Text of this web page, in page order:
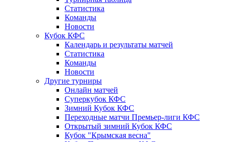
Статистика
Команды
Новости
Кубок КФС
Календарь и результаты матчей
Статистика
Команды
Новости
Другие турниры
Онлайн матчей
Суперкубок КФС
Зимний Кубок КФС
Переходные матчи Премьер-лиги КФС
Открытый зимний Кубок КФС
Кубок "Крымская весна"